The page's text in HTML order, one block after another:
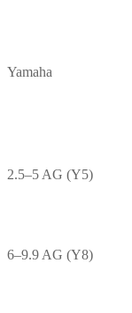
Yamaha
2.5–5 AG (Y5)
6–9.9 AG (Y8)